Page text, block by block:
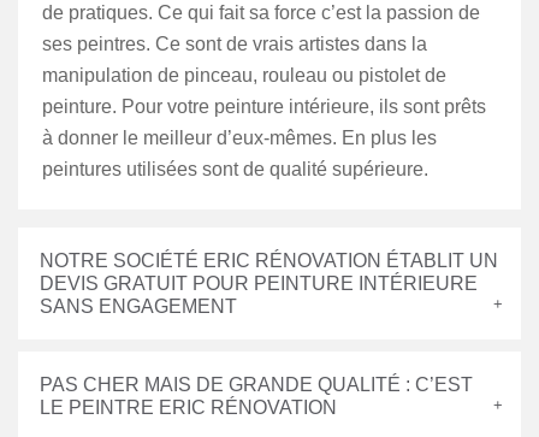
de pratiques. Ce qui fait sa force c’est la passion de
ses peintres. Ce sont de vrais artistes dans la
manipulation de pinceau, rouleau ou pistolet de
peinture. Pour votre peinture intérieure, ils sont prêts
à donner le meilleur d’eux-mêmes. En plus les
peintures utilisées sont de qualité supérieure.
NOTRE SOCIÉTÉ ERIC RÉNOVATION ÉTABLIT UN
DEVIS GRATUIT POUR PEINTURE INTÉRIEURE
SANS ENGAGEMENT
PAS CHER MAIS DE GRANDE QUALITÉ : C’EST
LE PEINTRE ERIC RÉNOVATION